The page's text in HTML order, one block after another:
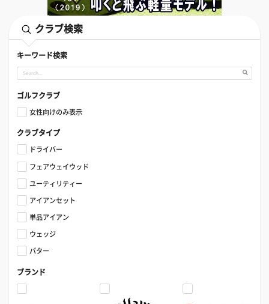
クラブ検索
キーワード検索
ゴルフクラブ
女性向けのみ表示
クラブタイプ
ドライバー
フェアウェイウッド
ユーティリティー
アイアンセット
単品アイアン
ウェッジ
パター
ブランド